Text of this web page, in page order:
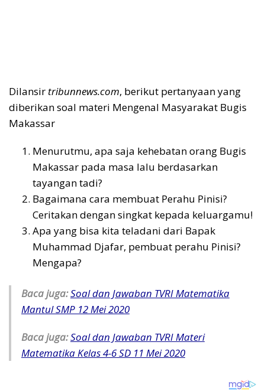
Dilansir tribunnews.com, berikut pertanyaan yang
diberikan soal materi Mengenal Masyarakat Bugis
Makassar
Menurutmu, apa saja kehebatan orang Bugis
Makassar pada masa lalu berdasarkan
tayangan tadi?
Bagaimana cara membuat Perahu Pinisi?
Ceritakan dengan singkat kepada keluargamu!
Apa yang bisa kita teladani dari Bapak
Muhammad Djafar, pembuat perahu Pinisi?
Mengapa?
Baca juga:Soal dan Jawaban TVRI Matematika
Mantul SMP 12 Mei 2020
Baca juga:Soal dan Jawaban TVRI Materi
Matematika Kelas 4-6 SD 11 Mei 2020